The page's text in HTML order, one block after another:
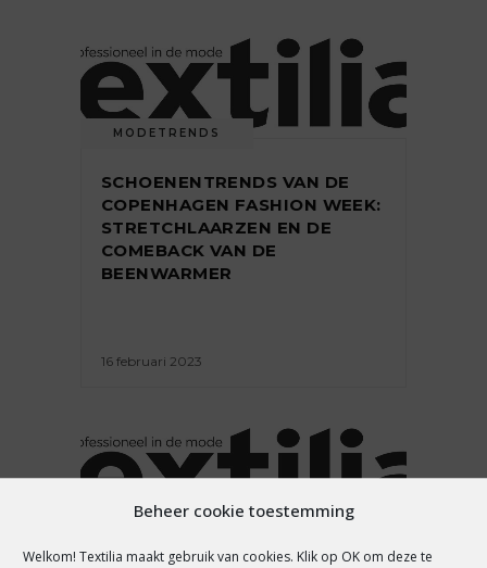
Beheer cookie toestemming
Welkom! Textilia maakt gebruik van cookies. Klik op OK om deze te
MODETRENDS
SCHOENENTRENDS VAN DE
COPENHAGEN FASHION WEEK:
STRETCHLAARZEN EN DE
COMEBACK VAN DE
BEENWARMER
16 februari 2023